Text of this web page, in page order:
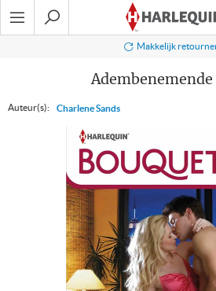
Ga
naar
Makkelijk
Adembenemende
Auteur(s): Charlene Sands